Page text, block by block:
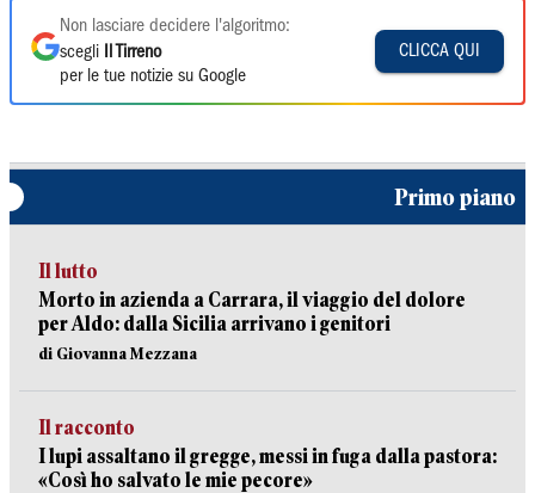
Non lasciare decidere l'algoritmo:
scegli
Il Tirreno
per le tue notizie su Google
CLICCA QUI
Primo piano
Il lutto
Morto in azienda a Carrara, il viaggio del dolore
per Aldo: dalla Sicilia arrivano i genitori
di Giovanna Mezzana
Il racconto
I lupi assaltano il gregge, messi in fuga dalla pastora:
«Così ho salvato le mie pecore»